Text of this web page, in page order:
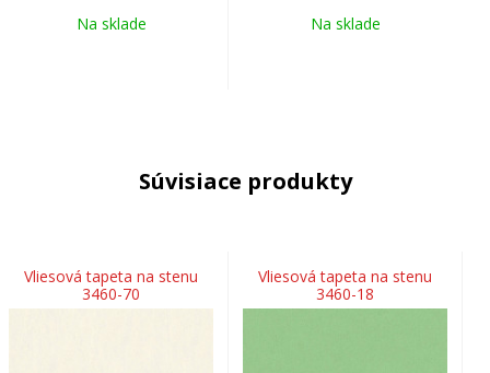
Na sklade Na sklade
Súvisiace produkty
Vliesová tapeta na stenu
3460-70
Vliesová tapeta na stenu
3460-18